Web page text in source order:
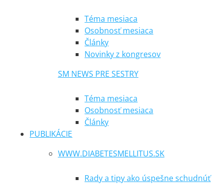
Téma mesiaca
Osobnosť mesiaca
Články
Novinky z kongresov
SM NEWS PRE SESTRY
Téma mesiaca
Osobnosť mesiaca
Články
PUBLIKÁCIE
WWW.DIABETESMELLITUS.SK
Rady a tipy ako úspešne schudnúť